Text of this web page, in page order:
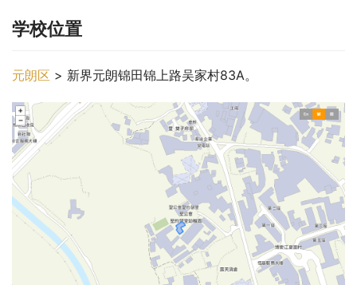
学校位置
元朗区 > 新界元朗锦田锦上路吴家村83A。